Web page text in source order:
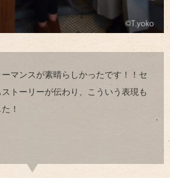
マンスが素晴らしかったです！！セ
トーリーが伝わり、こういう表現も
た！